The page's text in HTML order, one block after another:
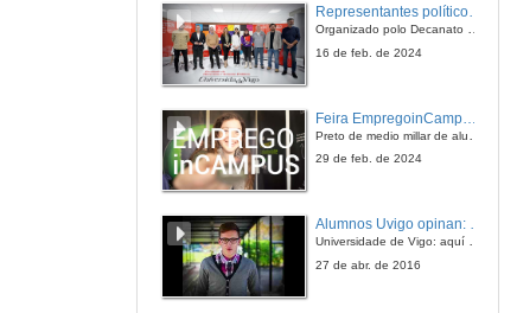
13 de xuño de 2008
Representantes políticos debaten sobre educación e xuventude no campus de Pontevedra
Organizado polo Decanato e a Delegación de Alumnado de Dirección e Xestión Pública e coa participación de candidatos de PP, BNG, PSOE, Sumar e Podemos
16 de feb. de 2024
Preto de medio millar de alumnas e alumnos buscan coñecer máis de preto as oportunidades que lles achegan as arredor de medio cento de empresas que participan na edición viguesa da feira. Xunto coa visita aos stands, durante a feria desenvólvense varias actividades complementarias, como obradoiros, conversas, mesas redondas ou o pasaporte de empregabilidade, un espazo no que poderán recibir asesoramento sobre o seu CV.
29 de feb. de 2024
Alumnos Uvigo opinan: Grao en Ciencias da Linguaxe e Estudos Literarios
Universidade de Vigo: aquí todo é posible
27 de abr. de 2016